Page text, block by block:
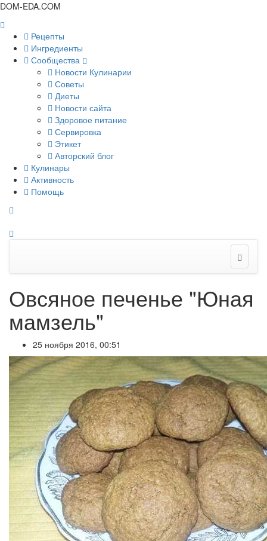
DOM-EDA.COM
Рецепты
Ингредиенты
Сообщества
Новости Кулинарии
Советы
Диеты
Новости сайта
Здоровое питание
Сервировка
Этикет
Авторский блог
Кулинары
Активность
Помощь
Овсяное печенье "Юная
мамзель"
25 ноября 2016, 00:51